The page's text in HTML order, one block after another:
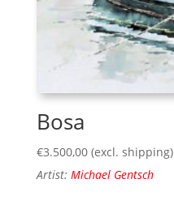
Bosa
€3.500,00 (excl. shipping)
Artist: Michael Gentsch